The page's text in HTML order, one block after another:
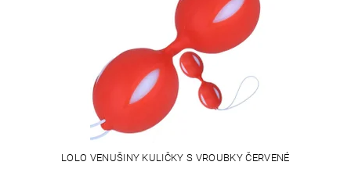
LOLO VENUŠINY KULIČKY S VROUBKY ČERVENÉ